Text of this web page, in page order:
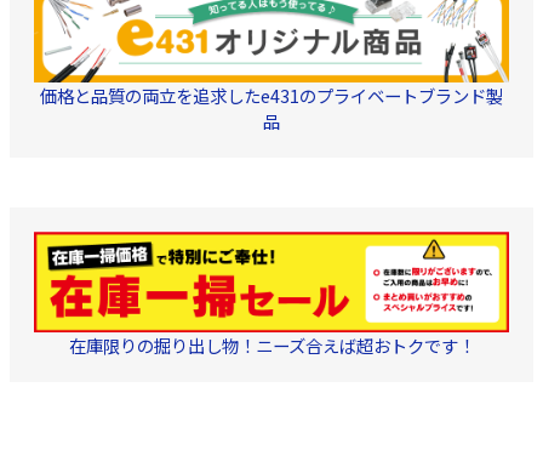
価格と品質の両立を追求したe431のプライベートブランド製
品
在庫限りの掘り出し物！ニーズ合えば超おトクです！